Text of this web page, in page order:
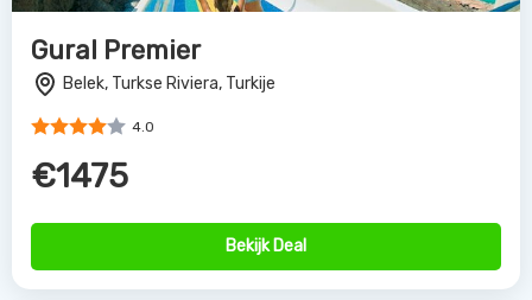
Gural Premier
Belek, Turkse Riviera, Turkije
4.0
€1475
Bekijk Deal